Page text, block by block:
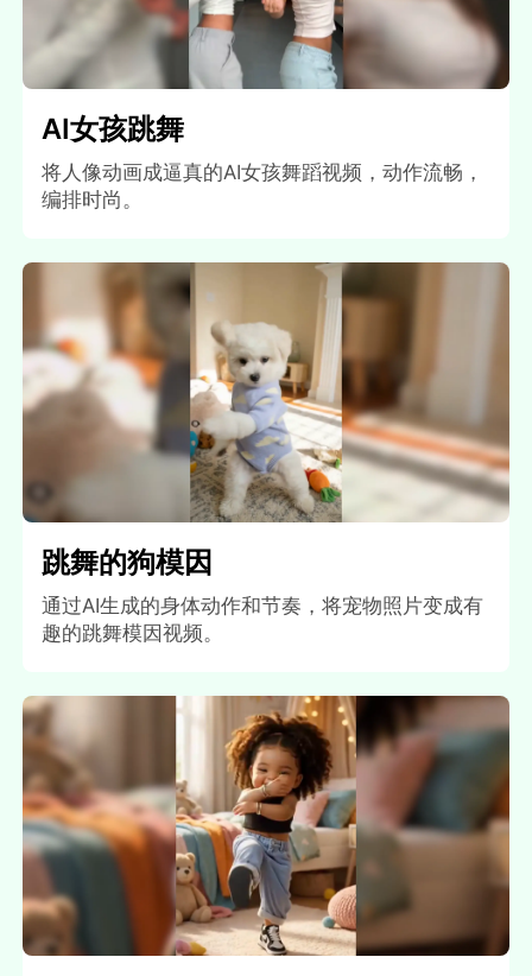
AI女孩跳舞
将人像动画成逼真的AI女孩舞蹈视频，动作流畅，
编排时尚。
跳舞的狗模因
通过AI生成的身体动作和节奏，将宠物照片变成有
趣的跳舞模因视频。